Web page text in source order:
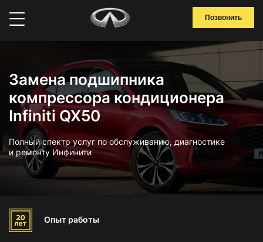
Позвонить
Замена подшипника
компрессора кондиционера
Infiniti QX50
Полный спектр услуг по обслуживанию, диагностике
и ремонту Инфинити
Опыт работы